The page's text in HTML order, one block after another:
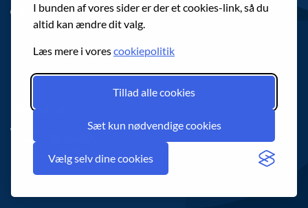
I bunden af vores sider er der et cookies-link, så du
altid kan ændre dit valg.
Læs mere i vorescookiepolitik
Tillad alle cookies
Sæt kun nødvendige cookies
Vælg selv dine cookies
Genveje
Tilgængelighedserklæring
En del af